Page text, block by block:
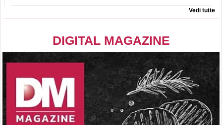
Vedi tutte
DIGITAL MAGAZINE